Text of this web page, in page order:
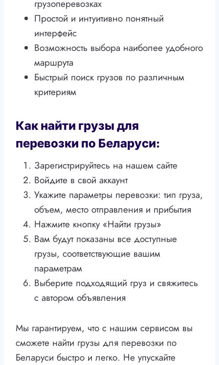
грузоперевозках
Простой и интуитивно понятный
интерфейс
Возможность выбора наиболее удобного
маршрута
Быстрый поиск грузов по различным
критериям
Как найти грузы для
перевозки по Беларуси:
Зарегистрируйтесь на нашем сайте
Войдите в свой аккаунт
Укажите параметры перевозки: тип груза,
объем, место отправления и прибытия
Нажмите кнопку «Найти грузы»
Вам будут показаны все доступные
грузы, соответствующие вашим
параметрам
Выберите подходящий груз и свяжитесь
с автором объявления
Мы гарантируем, что с нашим сервисом вы
сможете найти грузы для перевозки по
Беларуси быстро и легко. Не упускайте